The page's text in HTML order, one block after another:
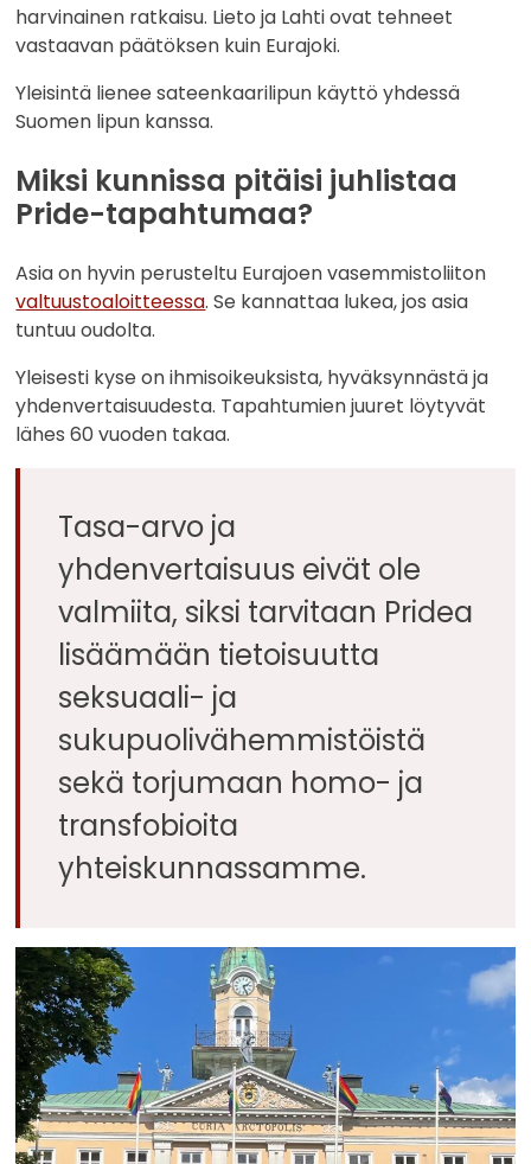
harvinainen ratkaisu. Lieto ja Lahti ovat tehneet
vastaavan päätöksen kuin Eurajoki.
Yleisintä lienee sateenkaarilipun käyttö yhdessä
Suomen lipun kanssa.
Miksi kunnissa pitäisi juhlistaa
Pride-tapahtumaa?
Asia on hyvin perusteltu Eurajoen vasemmistoliiton
valtuustoaloitteessa. Se kannattaa lukea, jos asia
tuntuu oudolta.
Yleisesti kyse on ihmisoikeuksista, hyväksynnästä ja
yhdenvertaisuudesta. Tapahtumien juuret löytyvät
lähes 60 vuoden takaa.
Tasa-arvo ja
yhdenvertaisuus eivät ole
valmiita, siksi tarvitaan Pridea
lisäämään tietoisuutta
seksuaali- ja
sukupuolivähemmistöistä
sekä torjumaan homo- ja
transfobioita
yhteiskunnassamme.